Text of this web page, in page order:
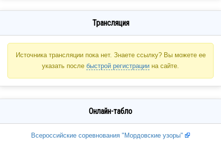
Трансляция
Источника трансляции пока нет. Знаете ссылку? Вы можете ее
указать после быстрой регистрации на сайте.
Онлайн-табло
Всероссийские соревнования "Мордовские узоры"